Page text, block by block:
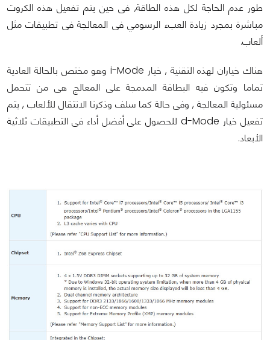
طور عدم الحاجة لكل هذه الطاقة, فى حين يتم تفعيل هذه الكروت
مباشرة بمجرد زيادة العبء الرسومي فى المعالجة فى تطبيقات مثل
ألعاب.
هناك خياران لهذه التقنية , خيار i-Mode وهو مختص بالحالة العادية
تماما وتكون فيه البطاقة المدمجة على المعالج هى من تتحمل
مسئولية المعالجة , وفى حالة كما سلف وذكرنا الانتقال للألعاب , يتم
تفعيل خيار d-Mode للحصول على أفضل أداء فى التطبيقات ثلاثية
الأبعاد.